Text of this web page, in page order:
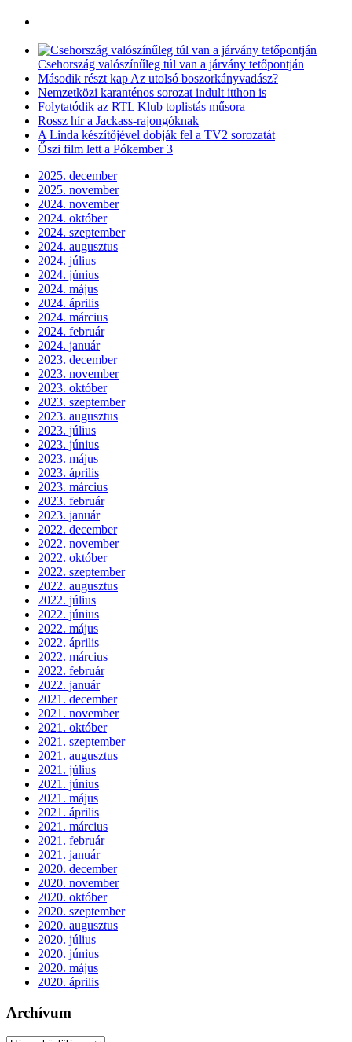
Csehország valószínűleg túl van a járvány tetőpontján
Második részt kap Az utolsó boszorkányvadász?
Nemzetközi karanténos sorozat indult itthon is
Folytatódik az RTL Klub toplistás műsora
Rossz hír a Jackass-rajongóknak
A Linda készítőjével dobják fel a TV2 sorozatát
Őszi film lett a Pókember 3
2025. december
2025. november
2024. november
2024. október
2024. szeptember
2024. augusztus
2024. július
2024. június
2024. május
2024. április
2024. március
2024. február
2024. január
2023. december
2023. november
2023. október
2023. szeptember
2023. augusztus
2023. július
2023. június
2023. május
2023. április
2023. március
2023. február
2023. január
2022. december
2022. november
2022. október
2022. szeptember
2022. augusztus
2022. július
2022. június
2022. május
2022. április
2022. március
2022. február
2022. január
2021. december
2021. november
2021. október
2021. szeptember
2021. augusztus
2021. július
2021. június
2021. május
2021. április
2021. március
2021. február
2021. január
2020. december
2020. november
2020. október
2020. szeptember
2020. augusztus
2020. július
2020. június
2020. május
2020. április
Archívum